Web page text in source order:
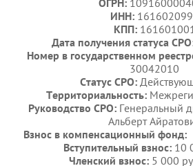
ИНН:
КПП: 161601001
Дата получения статуса
Номер в государственном
30042010
Статус СРО:
Территориальность:
Руководство СРО: Генеральный
Альберт
Взнос в компенсационный фонд:
Вступительный взнос: 10
Членский взнос: 5 000